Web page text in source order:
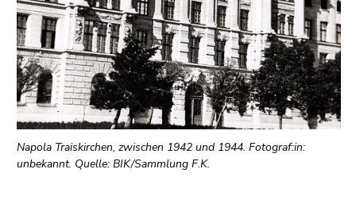
Napola Traiskirchen, zwischen 1942 und 1944. Fotograf:in:
unbekannt. Quelle: BIK/Sammlung F.K.